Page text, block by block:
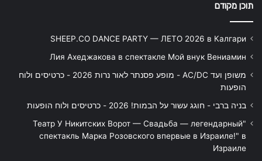
תוכן מקודם
SHEEP.CO DANCE PARTY — ЛЕТО 2026 в Калгари
Лия Ахеджакова в спектакле Мой внук Вениамин
משופן ועד AC/DC - מופע פסנתר לאור נרות 2026 - כרטיסים ולוח
הופעות
בניה ברבי - חוגג עשור על הבמות! 2026 - כרטיסים ולוח הופעות
"Театр У Никитских Ворот — Свадьба — легендарный
спектакль Марка Розовского впервые в Израиле!" в
Израиле